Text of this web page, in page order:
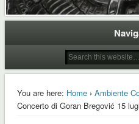
You are here: Home› Ambiente
Concerto di Goran Bregović 15